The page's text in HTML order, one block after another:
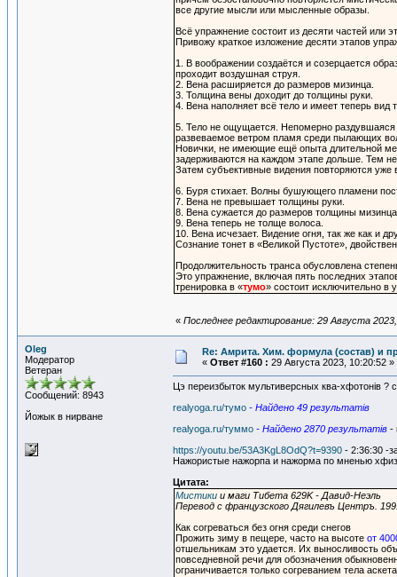
все другие мысли или мысленные образы.
Всё упражнение состоит из десяти частей или
Привожу краткое изложение десяти этапов
1. В воображении создаётся и созерцается
проходит воздушная струя.
2. Вена расширяется до размеров мизинца.
3. Толщина вены доходит до толщины руки.
4. Вена наполняет всё тело и имеет теперь
5. Тело не ощущается. Непомерно
развеваемое ветром пламя среди пылающих
Новички, не имеющие ещё опыта длительной
задерживаются на каждом этапе дольше. Тем
Затем субъективные видения повторяются уже
6. Буря стихает. Волны бушующего пламени
7. Вена не превышает толщины руки.
8. Вена сужается до размеров толщины
9. Вена теперь не толще волоса.
10. Вена исчезает. Видение огня, так же как и
Сознание тонет в «Великой Пустоте»,
Продолжительность транса обусловлена
Это упражнение, включая пять последних
тренировка в «тумо» состоит исключительно в
« Последнее редактирование: 29 Августа
Oleg
Модератор
Ветеран
Сообщений: 8943
Йожык в нирване
Re: Амрита. Хим. формула (состав) и
« Ответ #160 : 29 Августа 2023, 10:20:52 »
Цэ переизбыток мультиверсных ква-хфотонiв ?
realyoga.ru/тумо - Найдено 49 результатiв
realyoga.ru/туммо - Найдено 2870 результатiв -
https://youtu.be/53A3KgL8OdQ?t=9390 - 2:36:30 -
Нажористые нажорпа и нажорма по мненью
Цитата:
Мистики и маги Тибета 629K - Давид-Неэль
Перевод с французского Дягилевъ Центръ.
Как согреваться без огня среди снегов
Прожить зиму в пещере, часто на высоте от
отшельникам это удается. Их выносливость
повседневной речи для обозначения
ограничивается только согреванием тела